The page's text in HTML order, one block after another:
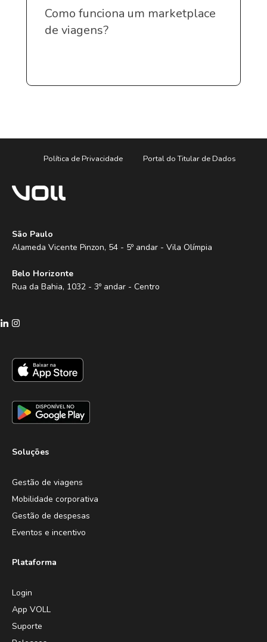
Como funciona um marketplace
de viagens?
Política de Privacidade Portal do Titular de Dados
São Paulo
Alameda Vicente Pinzon, 54 - 5º andar - Vila Olímpia
Belo Horizonte
Rua da Bahia, 1032 - 3º andar - Centro
Soluções
Gestão de viagens
Mobilidade corporativa
Gestão de despesas
Eventos e incentivo
Plataforma
Login
App VOLL
Suporte